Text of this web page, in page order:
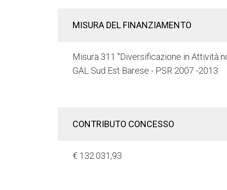
MISURA DEL FINANZIAMENTO
Misura 311 "Diversificazione in Attività
GAL Sud Est Barese - PSR 2007 -2013
CONTRIBUTO CONCESSO
€ 132.031,93